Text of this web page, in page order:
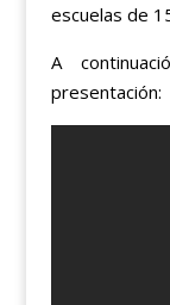
escuelas de
A
presentación: